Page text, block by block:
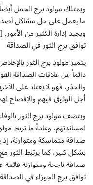
ويمتلك مولود برج الحمل
ما يعمل على حل مشاكل
ويجيد إدارة الكثير من الأمور. [4]
توافق برج الثور في الصداقة
يتميز مولود برج الثور
دائماً عن علاقات الصداقة
والحذر، فهو لا يعتاد على
أجل الوثوق فيهم والإفصاح
ويتصف مولود برج الثور
لمساندتهم، وعادةً ما تربط
صداقة متماسكة ومتوازنة،
بشكل كبير، كما يرتبط الثور
صداقة ناجحة ومتوازنة قائمة
توافق برج الجوزاء في الصداقة